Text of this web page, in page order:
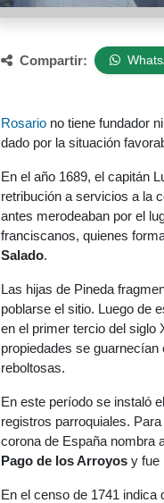
Compartir:
Rosario no tiene fundador
dado por la situación
En el año 1689, el capitán
retribución a servicios a la
antes merodeaban por el
franciscanos, quienes
Salado.
Las hijas de Pineda
poblarse el sitio. Luego de
en el primer tercio del siglo
propiedades se
reboltosas.
En este período se instaló
registros parroquiales.
corona de España nombra
Pago de los Arroyos y fue
En el censo de 1741 indica